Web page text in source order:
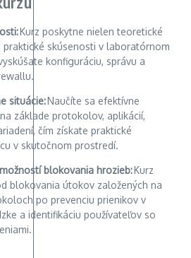
Kurz poskytne nielen teoretické
praktické skúsenosti v laboratórnom
konfiguráciu, správu a
situácie: Naučíte sa efektívne
základe protokolov, aplikácií,
čím získate praktické
v skutočnom prostredí.
blokovania hrozieb: Kurz
blokovania útokov založených na
po prevenciu prienikov v
a identifikáciu používateľov so